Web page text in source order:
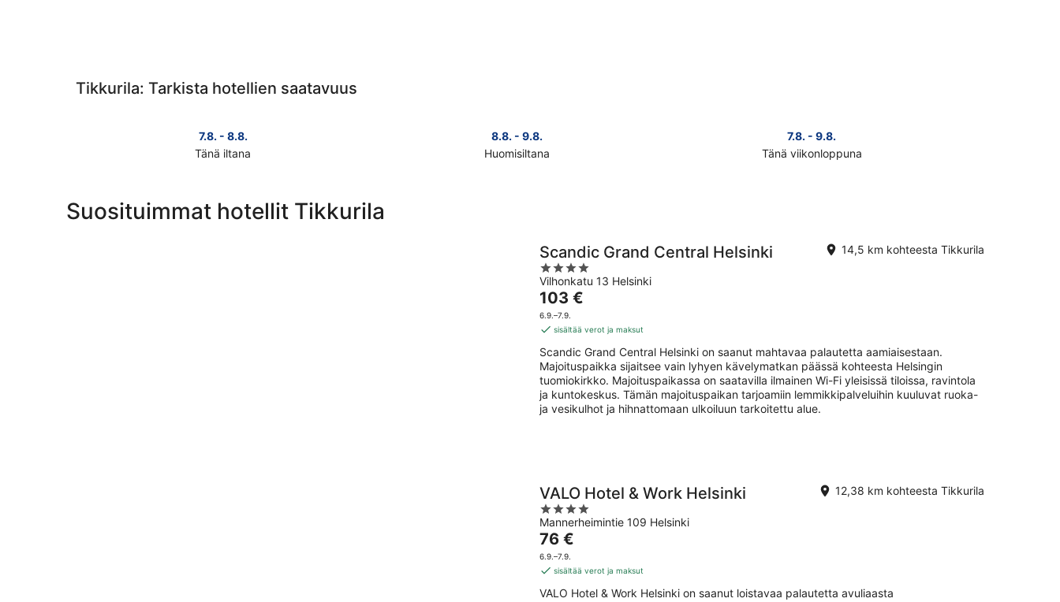
Tikkurila: Tarkista hotellien saatavuus
7.8. - 8.8.
Tänä iltana
Tikkurila
hinnat
8.8. - 9.8.
Huomisiltana
7.8. - 9.8.
Tänä viikonloppuna
viikonlopuksi
eli
Suosituimmat hotellit Tikkurila
Scandic Grand Central Helsinki
4
out
of
5
Vilhonkatu 13 Helsinki
14,5 km kohteesta Tikkurila
Hinta
on
103 €
yö
103 €
6.9.–7.9.
sisältää verot ja maksut
Scandic Grand Central Helsinki on saanut mahtavaa palautetta aamiaisestaan.
Majoituspaikka sijaitsee vain lyhyen kävelymatkan päässä kohteesta Helsingin
tuomiokirkko. Majoituspaikassa on saatavilla ilmainen Wi-Fi yleisissä tiloissa, ravintola
ja kuntokeskus. Tämän majoituspaikan tarjoamiin lemmikkipalveluihin kuuluvat ruoka-
ja vesikulhot ja hihnattomaan ulkoiluun tarkoitettu alue.
VALO Hotel & Work Helsinki
4
out
of
5
Mannerheimintie 109 Helsinki
12,38 km kohteesta Tikkurila
Hinta
on
76 €
76 €
6.9.–7.9.
sisältää verot ja maksut
VALO Hotel & Work Helsinki on saanut loistavaa palautetta avuliaasta